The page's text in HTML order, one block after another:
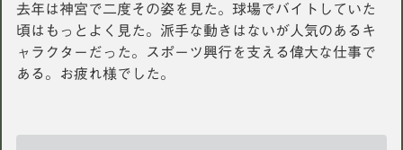
去年は神宮で二度その姿を見た。球場でバイトしていた
頃はもっとよく見た。派手な動きはないが人気のあるキ
ャラクターだった。スポーツ興行を支える偉大な仕事で
ある。お疲れ様でした。